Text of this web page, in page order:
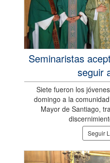
Seminaristas
seguir
Siete fueron los
domingo a la
Mayor de Santiago,
Seguir